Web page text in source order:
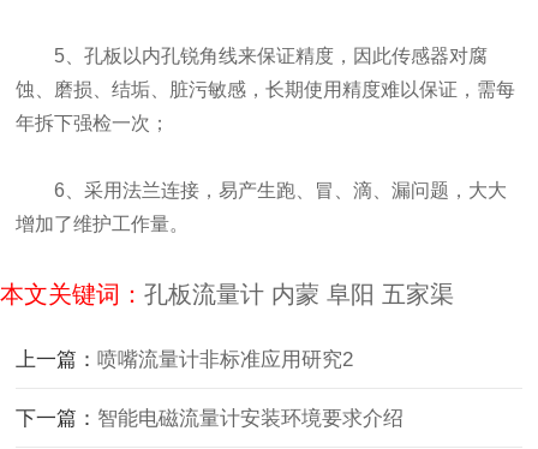
5、孔板以内孔锐角线来保证精度，因此传感器对腐
蚀、磨损、结垢、脏污敏感，长期使用精度难以保证，需每
年拆下强检一次；
6、采用法兰连接，易产生跑、冒、滴、漏问题，大大
增加了维护工作量。
本文关键词： 孔板流量计 内蒙 阜阳 五家渠
上一篇： 喷嘴流量计非标准应用研究2
下一篇： 智能电磁流量计安装环境要求介绍